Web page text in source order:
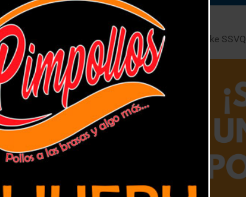
válvula aórtica en el Hospital Dr. Gustavo Fricke SSVQ
de válvula aórtica en el